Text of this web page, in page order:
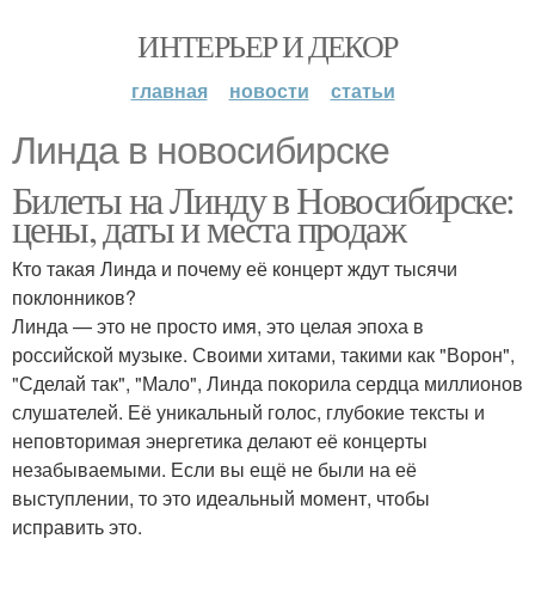
ИНТЕРЬЕР И ДЕКОР
главная новости статьи
Линда в новосибирске
Билеты на Линду в Новосибирске:
цены, даты и места продаж
Кто такая Линда и почему её концерт ждут тысячи
поклонников?
Линда — это не просто имя, это целая эпоха в
российской музыке. Своими хитами, такими как "Ворон",
"Сделай так", "Мало", Линда покорила сердца миллионов
слушателей. Её уникальный голос, глубокие тексты и
неповторимая энергетика делают её концерты
незабываемыми. Если вы ещё не были на её
выступлении, то это идеальный момент, чтобы
исправить это.